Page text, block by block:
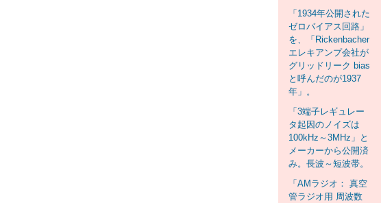
「1934年公開された
ゼロバイアス回路」
を、「Rickenbacher
エレキアンプ会社が
グリッドリーク bias
と呼んだのが1937
年」。
「3端子レギュレー
タ起因のノイズは
100kHz～3MHz」と
メーカーから公開済
み。長波～短波帯。
「AMラジオ： 真空
管ラジオ用 周波数